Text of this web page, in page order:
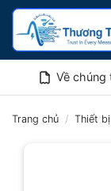
Bỏ
nội
Về chúng
Trang chủ / Thiết